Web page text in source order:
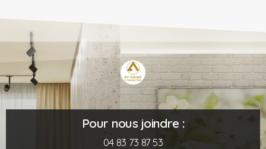
Pour nous joindre :
04 83 73 87 53